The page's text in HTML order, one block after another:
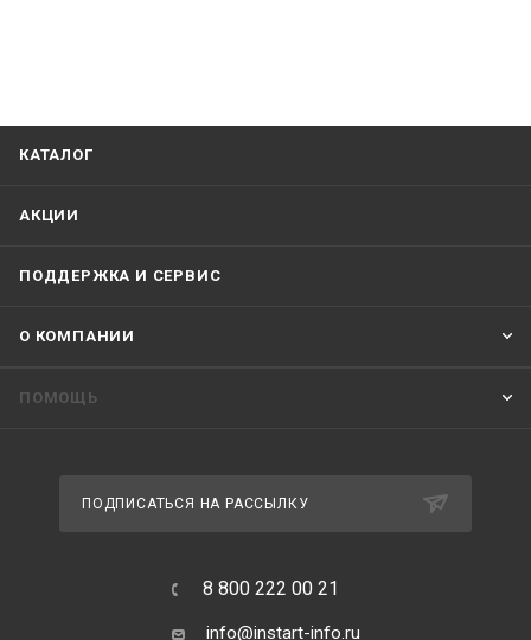
КАТАЛОГ
АКЦИИ
ПОДДЕРЖКА И СЕРВИС
О КОМПАНИИ
ПОМОЩЬ
ПОДПИСАТЬСЯ НА РАССЫЛКУ
8 800 222 00 21
info@instart-info.ru